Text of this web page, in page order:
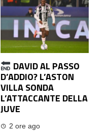
DAVID AL PASSO
D’ADDIO? L’ASTON
VILLA SONDA
L’ATTACCANTE DELLA
JUVE
2 ore ago